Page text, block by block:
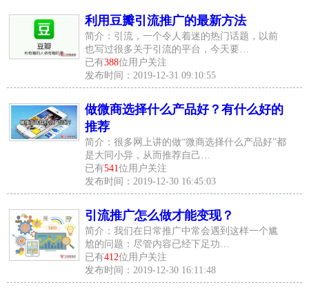
利用豆瓣引流推广的最新方法
简介：引流，一个令人着迷的热门话题，以前
也写过很多关于引流的平台，今天要…
已有388位用户关注
发布时间：2019-12-31 09:10:55
做微商选择什么产品好？有什么好的
推荐
简介：很多网上讲的做“微商选择什么产品好”都
是大同小异，从而推荐自己…
已有541 位用户关注
发布时间：2019-12-30 16:45:03
引流推广怎么做才能变现？
简介：我们在日常推广中常会遇到这样一个尴
尬的问题：尽管内容已经下足功…
已有412位用户关注
发布时间：2019-12-30 16:11:48